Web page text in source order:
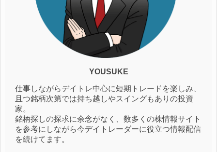
YOUSUKE
仕事しながらデイトレ中心に短期トレードを楽しみ、
且つ銘柄次第では持ち越しやスイングもありの投資
家。
銘柄探しの探求に余念がなく、数多くの株情報サイト
を参考にしながら今デイトレーダーに役立つ情報配信
を続けてます。